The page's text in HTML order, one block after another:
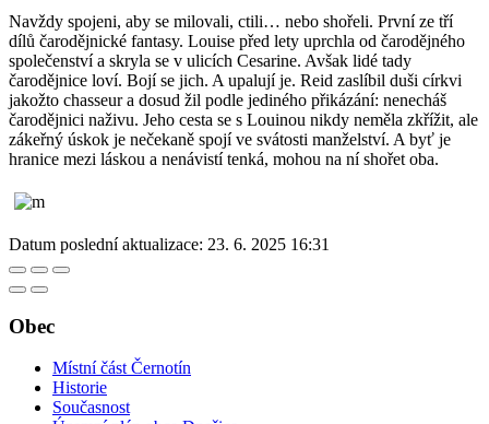
Navždy spojeni, aby se milovali, ctili… nebo shořeli. První ze tří
dílů čarodějnické fantasy. Louise před lety uprchla od čarodějného
společenství a skryla se v ulicích Cesarine. Avšak lidé tady
čarodějnice loví. Bojí se jich. A upalují je. Reid zaslíbil duši církvi
jakožto chasseur a dosud žil podle jediného přikázání: nenecháš
čarodějnici naživu. Jeho cesta se s Louinou nikdy neměla zkřížit, ale
zákeřný úskok je nečekaně spojí ve svátosti manželství. A byť je
hranice mezi láskou a nenávistí tenká, mohou na ní shořet oba.
Datum poslední aktualizace: 23. 6. 2025 16:31
Obec
Místní část Černotín
Historie
Současnost